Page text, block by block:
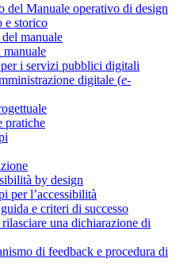
del Manuale operativo di design
e storico
manuale
i servizi pubblici digitali
digitale (e-
pratiche
by design
per l’accessibilità
e criteri di successo
una dichiarazione di
di feedback e procedura di